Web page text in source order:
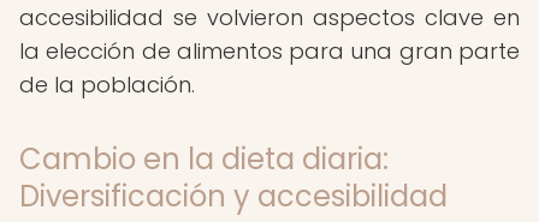
accesibilidad se volvieron aspectos clave en
la elección de alimentos para una gran parte
de la población.
Cambio en la dieta diaria:
Diversificación y accesibilidad